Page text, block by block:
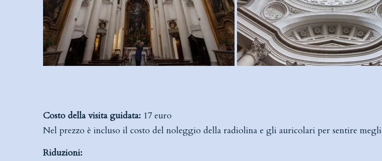
Costo della visita guidata: 17 euro
Nel prezzo è incluso il costo del noleggio della radiolina e gli auricolari per sentire
Riduzioni: